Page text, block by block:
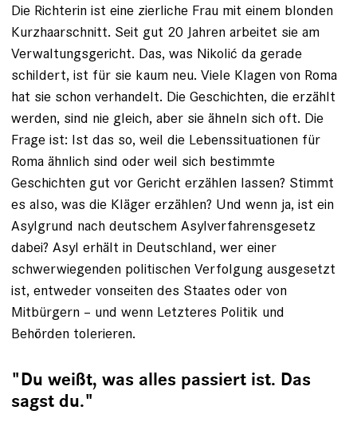
Die Richterin ist eine zierliche Frau mit einem blonden
Kurzhaarschnitt. Seit gut 20 Jahren arbeitet sie am
Verwaltungsgericht. Das, was Nikolić da gerade
schildert, ist für sie kaum neu. Viele Klagen von Roma
hat sie schon verhandelt. Die Ge­schichten, die erzählt
werden, sind nie gleich, aber sie ähneln sich oft. Die
Frage ist: Ist das so, weil die Lebenssituationen für
Roma ähn­lich sind oder weil sich bestimmte
Geschichten gut vor Gericht erzählen lassen? Stimmt
es also, was die Kläger erzählen? Und wenn ja, ist ein
Asylgrund nach deutschem Asylverfahrensgesetz
dabei? Asyl erhält in Deutschland, wer einer
schwerwiegenden politischen Verfolgung ausgesetzt
ist, entweder vonseiten des Staates oder von
Mitbürgern – und wenn Letzteres Politik und
Behörden tolerieren.
"Du weißt, was alles passiert ist. Das
sagst du."